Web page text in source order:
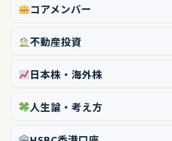
コアメンバー
不動産投資
日本株・海外株
人生論・考え方